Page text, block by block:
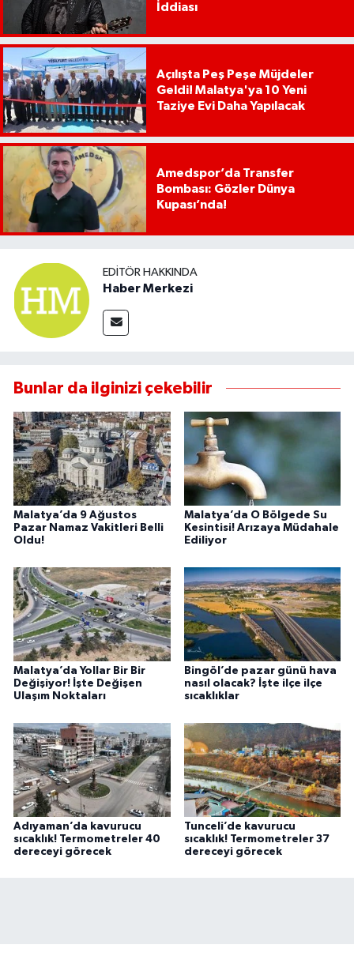
İddiası
Açılışta Peş Peşe Müjdeler
Geldi! Malatya'ya 10 Yeni
Taziye Evi Daha Yapılacak
Amedspor’da Transfer
Bombası: Gözler Dünya
Kupası’nda!
EDITÖR HAKKINDA
Haber Merkezi
Bunlar da ilginizi çekebilir
Malatya’da 9 Ağustos
Pazar Namaz Vakitleri Belli
Oldu!
Malatya’da O Bölgede Su
Kesintisi! Arızaya Müdahale
Ediliyor
Malatya’da Yollar Bir Bir
Değişiyor! İşte Değişen
Ulaşım Noktaları
Bingöl’de pazar günü hava
nasıl olacak? İşte ilçe ilçe
sıcaklıklar
Adıyaman’da kavurucu
sıcaklık! Termometreler 40
dereceyi görecek
Tunceli’de kavurucu
sıcaklık! Termometreler 37
dereceyi görecek